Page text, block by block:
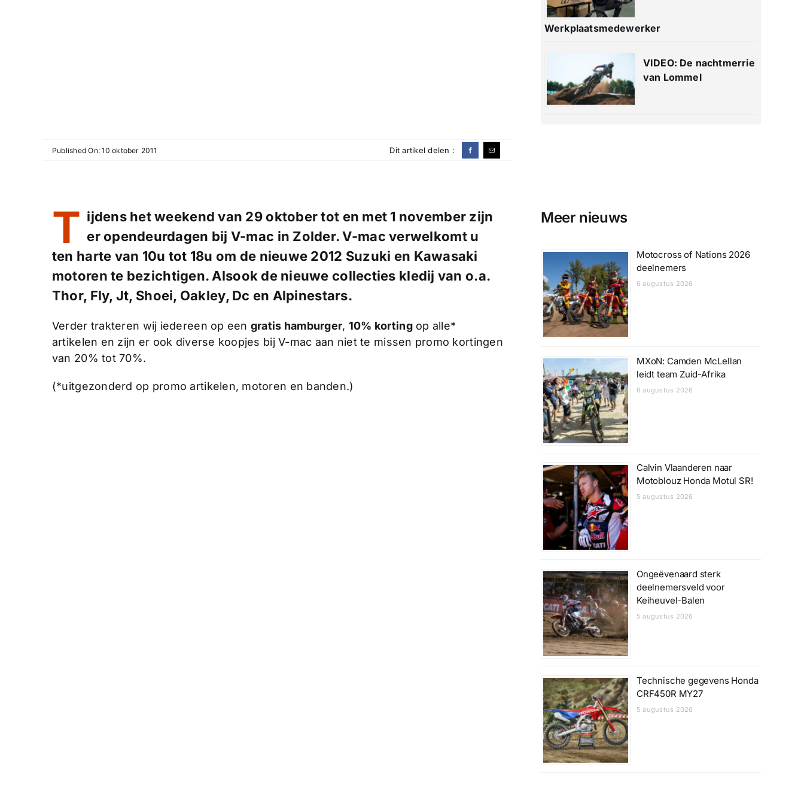
Werkplaatsmedewerker
VIDEO: De nachtmerrie
van Lommel
Published On: 10 oktober 2011 Dit artikel delen :
T ijdens het weekend van 29 oktober tot en met 1 november zijn
er opendeurdagen bij V-mac in Zolder. V-mac verwelkomt u
ten harte van 10u tot 18u om de nieuwe 2012 Suzuki en Kawasaki
motoren te bezichtigen. Alsook de nieuwe collecties kledij van o.a.
Thor, Fly, Jt, Shoei, Oakley, Dc en Alpinestars.
Verder trakteren wij iedereen op een gratis hamburger, 10% kortingop alle*
artikelen en zijn er ook diverse koopjes bij V-mac aan niet te missen promo kortingen
van 20% tot 70%.
(*uitgezonderd op promo artikelen, motoren en banden.)
Meer nieuws
Motocross of Nations 2026
deelnemers
6 augustus 2026
MXoN: Camden McLellan
leidt team Zuid-Afrika
6 augustus 2026
Calvin Vlaanderen naar
Motoblouz Honda Motul SR!
5 augustus 2026
Ongeëvenaard sterk
deelnemersveld voor
Keiheuvel-Balen
5 augustus 2026
Technische gegevens Honda
CRF450R MY27
5 augustus 2026